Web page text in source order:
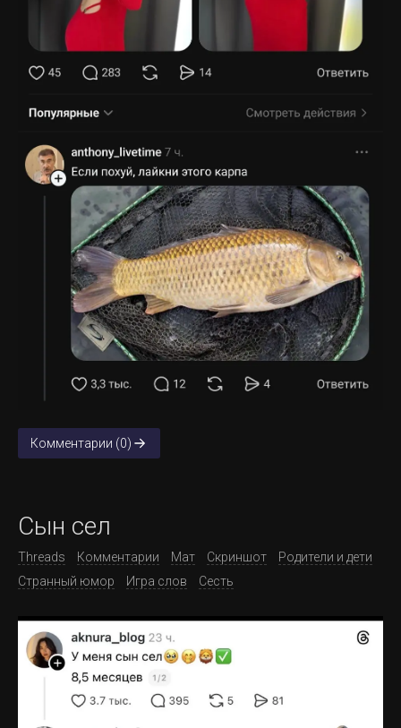
Комментарии (0)
Сын сел
Threads Комментарии Мат Скриншот
Родители и дети
Странный юмор
Игра слов Сесть